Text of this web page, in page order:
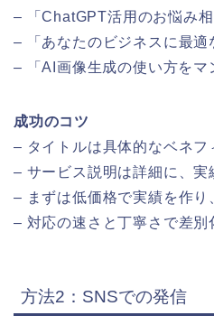
– 「ChatGPT活用のお悩み相
– 「あなたのビジネスに最適
– 「AI画像生成の使い方をマ
成功のコツ
– タイトルは具体的なベネフ
– サービス説明は詳細に、実
– まずは低価格で実績を作り
– 対応の速さと丁寧さで差別
方法2：SNSでの発信